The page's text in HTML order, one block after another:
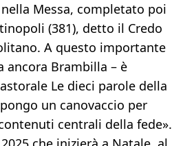
Messa, completato poi
(381), detto il Credo
A questo importante
ancora Brambilla – è
Le dieci parole della
un canovaccio per
centrali della fede».